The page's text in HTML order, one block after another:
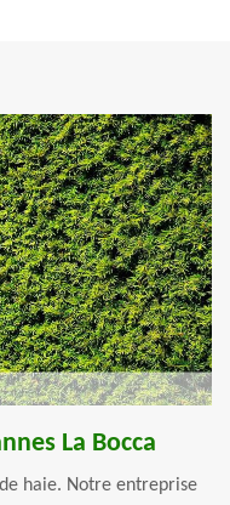
La Bocca
haie. Notre entreprise